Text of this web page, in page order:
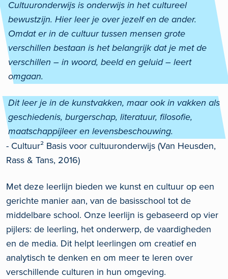
Cultuuronderwijs is onderwijs in het cultureel
bewustzijn. Hier leer je over jezelf en de ander.
Omdat er in de cultuur tussen mensen grote
verschillen bestaan is het belangrijk dat je met de
verschillen – in woord, beeld en geluid – leert
omgaan.
Dit leer je in de kunstvakken, maar ook in vakken als
geschiedenis, burgerschap, literatuur, filosofie,
maatschappijleer en levensbeschouwing.
- Cultuur² Basis voor cultuuronderwijs (Van Heusden,
Rass & Tans, 2016)
Met deze leerlijn bieden we kunst en cultuur op een
gerichte manier aan, van de basisschool tot de
middelbare school. Onze leerlijn is gebaseerd op vier
pijlers: de leerling, het onderwerp, de vaardigheden
en de media. Dit helpt leerlingen om creatief en
analytisch te denken en om meer te leren over
verschillende culturen in hun omgeving.